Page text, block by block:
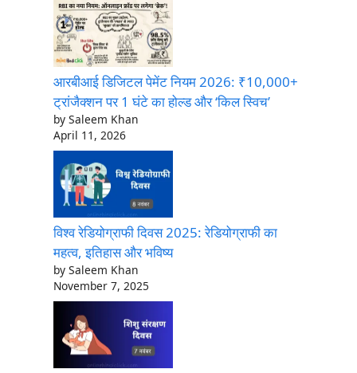
आरबीआई डिजिटल पेमेंट नियम 2026: ₹10,000+
ट्रांजैक्शन पर 1 घंटे का होल्ड और ‘किल स्विच’
by Saleem Khan
April 11, 2026
विश्व रेडियोग्राफी दिवस 2025: रेडियोग्राफी का
महत्व, इतिहास और भविष्य
by Saleem Khan
November 7, 2025